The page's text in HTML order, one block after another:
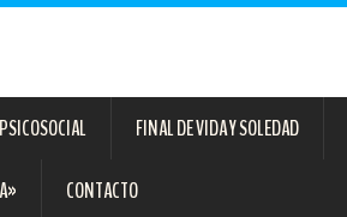
FINAL DE VIDA Y SOLEDAD
CONTACTO